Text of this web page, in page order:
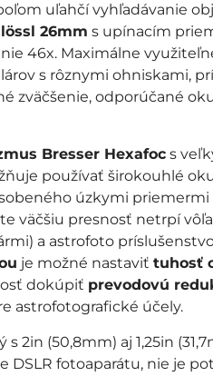
uľahčí vyhľadávanie
26mm s upínacím
46x. Maximálne
s rôznymi ohniskami,
zväčšenie, odporúčané
Bresser Hexafocs
používať širokouhlé
úzkymi priemermi
väčšiu presnosť netrpí
a astrofoto príslušenstvo
je možné nastaviť tuhosť
dokúpiť prevodovú
astrofotografické účely.
s 2in (50,8mm) aj 1,25in
DSLR fotoaparátu, nie je